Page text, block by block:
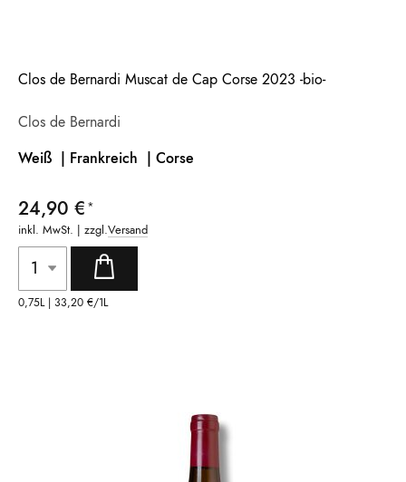
Clos de Bernardi Muscat de Cap Corse 2023 -bio-
Clos de Bernardi
Weiß | Frankreich | Corse
24,90 €
inkl. MwSt. | zzgl.Versand
0,75L | 33,20 €/1L